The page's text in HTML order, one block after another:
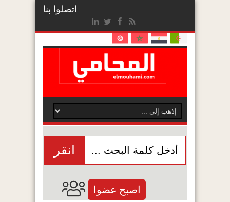
اتصلوا بنا
انقر
اصبح عضوا